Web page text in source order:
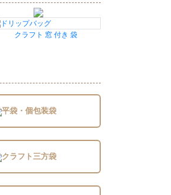
クラフト 窓 付き 袋
平袋・個包装袋
クラフト三方袋